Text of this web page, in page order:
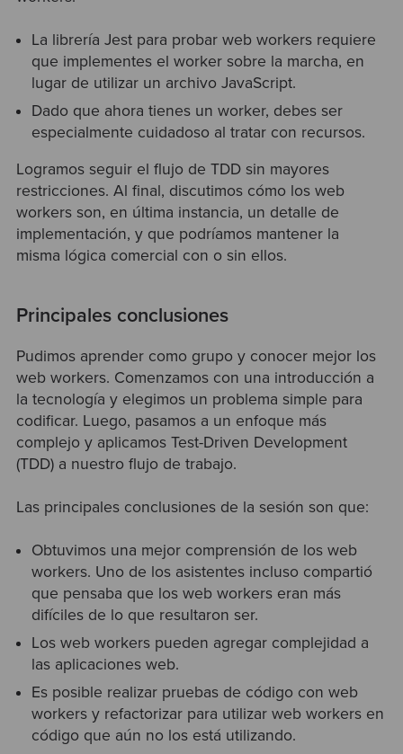
La librería Jest para probar web workers requiere
que implementes el worker sobre la marcha, en
lugar de utilizar un archivo JavaScript.
Dado que ahora tienes un worker, debes ser
especialmente cuidadoso al tratar con recursos.
Logramos seguir el flujo de TDD sin mayores
restricciones. Al final, discutimos cómo los web
workers son, en última instancia, un detalle de
implementación, y que podríamos mantener la
misma lógica comercial con o sin ellos.
Principales conclusiones
Pudimos aprender como grupo y conocer mejor los
web workers. Comenzamos con una introducción a
la tecnología y elegimos un problema simple para
codificar. Luego, pasamos a un enfoque más
complejo y aplicamos Test-Driven Development
(TDD) a nuestro flujo de trabajo.
Las principales conclusiones de la sesión son que:
Obtuvimos una mejor comprensión de los web
workers. Uno de los asistentes incluso compartió
que pensaba que los web workers eran más
difíciles de lo que resultaron ser.
Los web workers pueden agregar complejidad a
las aplicaciones web.
Es posible realizar pruebas de código con web
workers y refactorizar para utilizar web workers en
código que aún no los está utilizando.